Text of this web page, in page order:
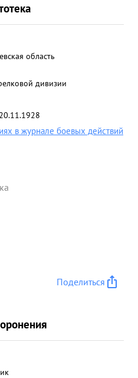
область
дивизии
20.11.1928
в журнале боевых действий
Поделиться